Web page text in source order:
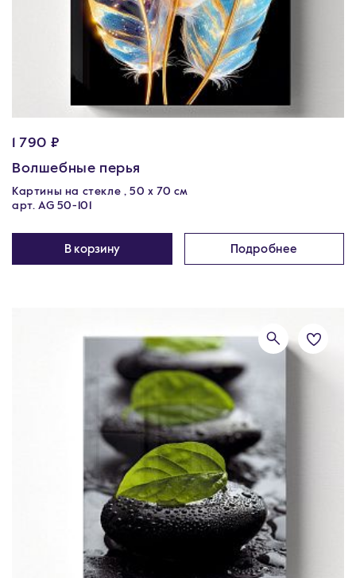
1 790 ₽
Волшебные перья
Картины на стекле , 50 х 70 см
арт. AG 50-101
В корзину Подробнее